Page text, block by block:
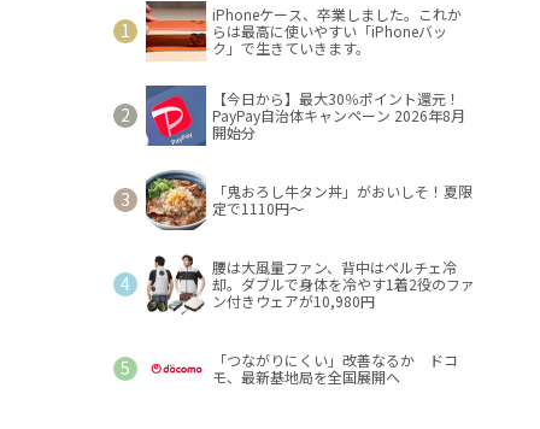
iPhoneケース、卒業しました。これか
らは最高に使いやすい「iPhoneバッ
ク」で生きていきます。
【今日から】最大30％ポイント還元！
PayPay自治体キャンペーン 2026年8月
開始分
「鬼おろし牛タン丼」がおいしそ！夏限
定で1110円～
腰は大風量ファン、背中はペルチェ冷
却。ダブルで身体を冷やす1着2役のファ
ン付きウェアが10,980円
「つながりにくい」改善なるか ドコ
モ、最新基地局を全国展開へ